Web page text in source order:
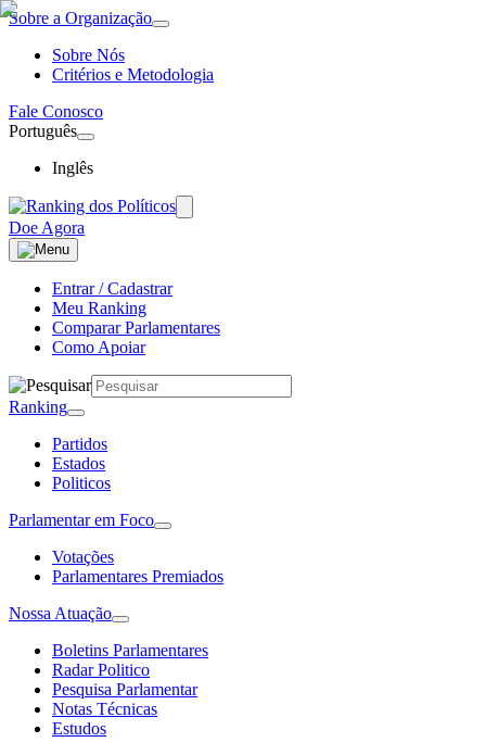
Sobre a Organização
Sobre Nós
Critérios e Metodologia
Fale Conosco
Português
Inglês
Doe Agora
Entrar / Cadastrar
Meu Ranking
Comparar Parlamentares
Como Apoiar
Ranking
Partidos
Estados
Politicos
Parlamentar em Foco
Votações
Parlamentares Premiados
Nossa Atuação
Boletins Parlamentares
Radar Politico
Pesquisa Parlamentar
Notas Técnicas
Estudos